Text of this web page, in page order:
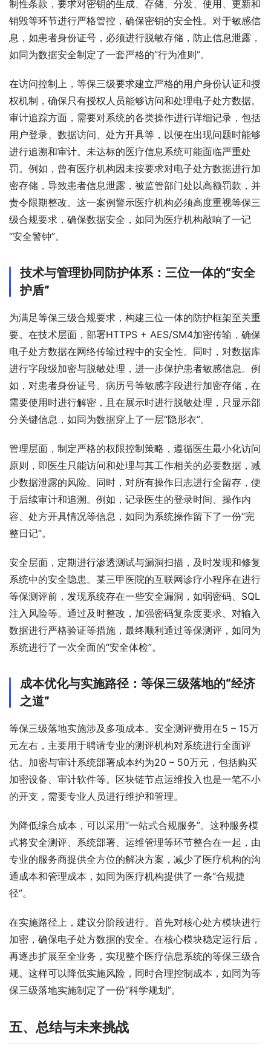
制性条款，要求对密钥的生成、存储、分发、使用、更新和
销毁等环节进行严格管控，确保密钥的安全性。对于敏感信
息，如患者身份证号，必须进行脱敏存储，防止信息泄露，
如同为数据安全制定了一套严格的“行为准则”。
在访问控制上，等保三级要求建立严格的用户身份认证和授
权机制，确保只有授权人员能够访问和处理电子处方数据。
审计追踪方面，需要对系统的各类操作进行详细记录，包括
用户登录、数据访问、处方开具等，以便在出现问题时能够
进行追溯和审计。未达标的医疗信息系统可能面临严重处
罚。例如，曾有医疗机构因未按要求对电子处方数据进行加
密存储，导致患者信息泄露，被监管部门处以高额罚款，并
责令限期整改。这一案例警示医疗机构必须高度重视等保三
级合规要求，确保数据安全，如同为医疗机构敲响了一记
“安全警钟”。
技术与管理协同防护体系：三位一体的“安全
护盾”
为满足等保三级合规要求，构建三位一体的防护框架至关重
要。在技术层面，部署HTTPS + AES/SM4加密传输，确保
电子处方数据在网络传输过程中的安全性。同时，对数据库
进行字段级加密与脱敏处理，进一步保护患者敏感信息。例
如，对患者身份证号、病历号等敏感字段进行加密存储，在
需要使用时进行解密，且在展示时进行脱敏处理，只显示部
分关键信息，如同为数据穿上了一层“隐形衣”。
管理层面，制定严格的权限控制策略，遵循医生最小化访问
原则，即医生只能访问和处理与其工作相关的必要数据，减
少数据泄露的风险。同时，对所有操作日志进行全留存，便
于后续审计和追溯。例如，记录医生的登录时间、操作内
容、处方开具情况等信息，如同为系统操作留下了一份“完
整日记”。
安全层面，定期进行渗透测试与漏洞扫描，及时发现和修复
系统中的安全隐患。某三甲医院的互联网诊疗小程序在进行
等保测评前，发现系统存在一些安全漏洞，如弱密码、SQL
注入风险等。通过及时整改，加强密码复杂度要求、对输入
数据进行严格验证等措施，最终顺利通过等保测评，如同为
系统进行了一次全面的“安全体检”。
成本优化与实施路径：等保三级落地的“经济
之道”
等保三级落地实施涉及多项成本。安全测评费用在5 – 15万
元左右，主要用于聘请专业的测评机构对系统进行全面评
估。加密与审计系统部署成本约为20 – 50万元，包括购买
加密设备、审计软件等。区块链节点运维投入也是一笔不小
的开支，需要专业人员进行维护和管理。
为降低综合成本，可以采用“一站式合规服务”。这种服务模
式将安全测评、系统部署、运维管理等环节整合在一起，由
专业的服务商提供全方位的解决方案，减少了医疗机构的沟
通成本和管理成本，如同为医疗机构提供了一条“合规捷
径”。
在实施路径上，建议分阶段进行。首先对核心处方模块进行
加密，确保电子处方数据的安全。在核心模块稳定运行后，
再逐步扩展至全业务，实现整个医疗信息系统的等保三级合
规。这样可以降低实施风险，同时合理控制成本，如同为等
保三级落地实施制定了一份“科学规划”。
五、总结与未来挑战